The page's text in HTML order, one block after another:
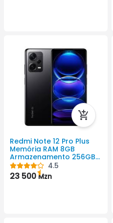
Redmi Note 12 Pro Plus
Memória RAM 8GB
Armazenamento 256GB
5000 Android Cor Preto
1080x2400 Pixel
4.5
23 500Mzn